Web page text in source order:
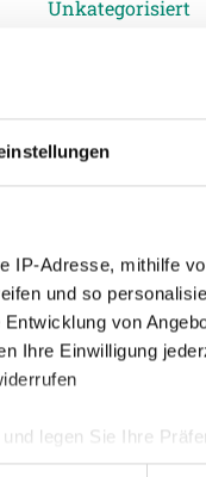
IP-Adresse, mithilfe
und so
von
Ihre Einwilligung
legen Sie Ihre
Unkategorisiert